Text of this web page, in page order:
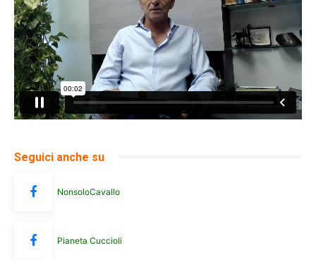
Seguici anche su
NonsoloCavallo
Pianeta Cuccioli